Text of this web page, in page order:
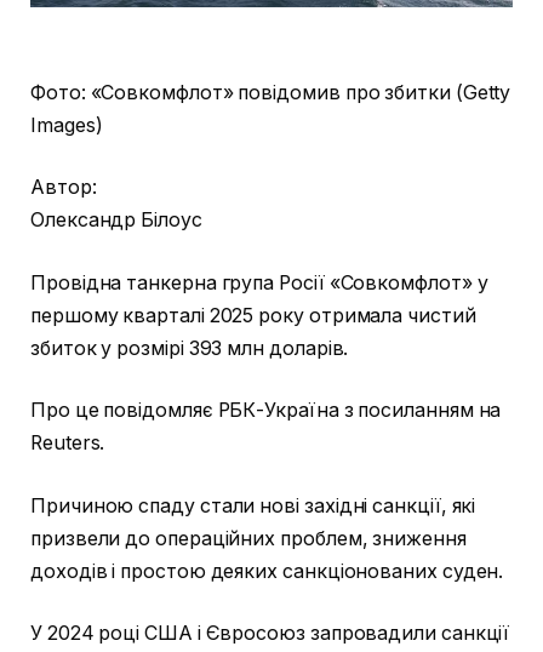
Фото: «Совкомфлот» повідомив про збитки (Getty
Images)
Автор:
Олександр Білоус
Провідна танкерна група Росії «Совкомфлот» у
першому кварталі 2025 року отримала чистий
збиток у розмірі 393 млн доларів.
Про це повідомляє РБК-Україна з посиланням на
Reuters.
Причиною спаду стали нові західні санкції, які
призвели до операційних проблем, зниження
доходів і простою деяких санкціонованих суден.
У 2024 році США і Євросоюз запровадили санкції